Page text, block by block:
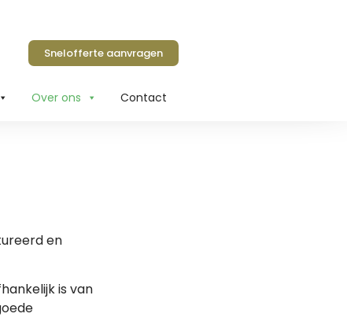
Snelofferte aanvragen
Over ons Contact
en
is van